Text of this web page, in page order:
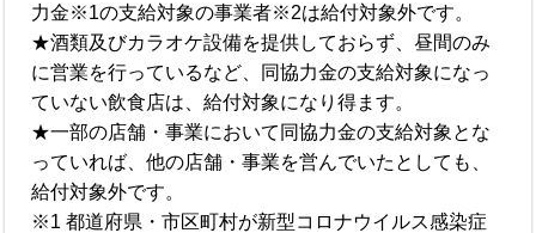
力金※1の支給対象の事業者※2は給付対象外です。
★酒類及びカラオケ設備を提供しておらず、昼間のみ
に営業を行っているなど、同協力金の支給対象になっ
ていない飲食店は、給付対象になり得ます。
★一部の店舗・事業において同協力金の支給対象とな
っていれば、他の店舗・事業を営んでいたとしても、
給付対象外です。
※1 都道府県・市区町村が新型コロナウイルス感染症